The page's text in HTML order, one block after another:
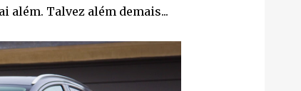
além. Talvez além demais...